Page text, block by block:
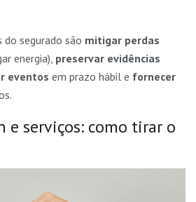
do segurado são mitigar perdas
energia), preservar evidências
eventos em prazo hábil e fornecer
e serviços: como tirar o